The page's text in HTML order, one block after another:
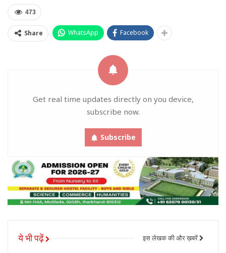
473
Share WhatsApp Facebook
Get real time updates directly on you device,
subscribe now.
Subscribe
ये भी पढ़ें इस लेखक की और ख़बरें